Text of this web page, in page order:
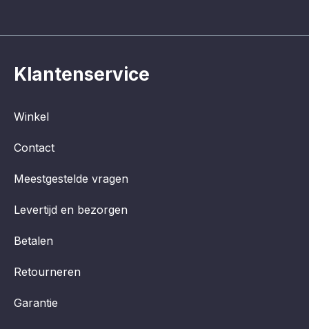
Klantenservice
Winkel
Contact
Meestgestelde vragen
Levertijd en bezorgen
Betalen
Retourneren
Garantie